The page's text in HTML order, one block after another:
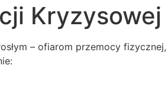
Kryzysowej
– ofiarom przemocy